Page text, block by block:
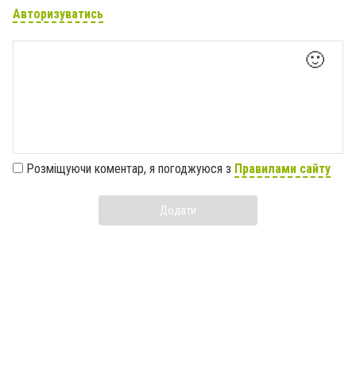
Авторизуватись
🙂
Розміщуючи коментар, я погоджуюся з Правилами сайту
Додати